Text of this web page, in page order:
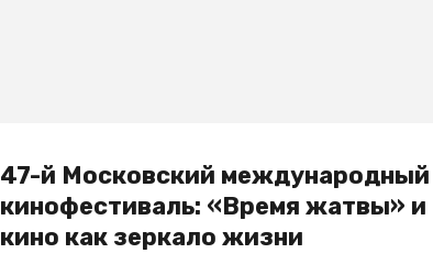
47-й Московский международный
кинофестиваль: «Время жатвы» и
кино как зеркало жизни